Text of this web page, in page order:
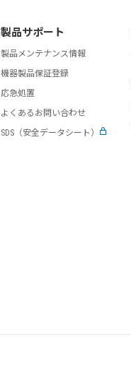
製品サポート
製品メンテナンス情報
機器製品保証登録
応急処置
よくあるお問い合わせ
SDS（安全データシート）